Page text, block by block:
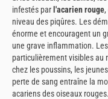
infestés parl'acarien rouge,
niveau des piqûres. Les
énorme et encouragent un
une grave inflammation.
particulièrement visibles au
chez les poussins, les
perte de sang entraîne la
acariens des oiseaux